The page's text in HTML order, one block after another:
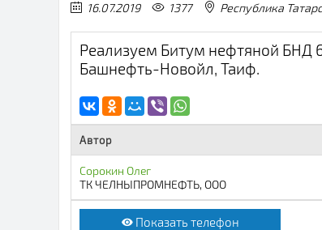
16.07.2019 1377 Республика
Реализуем Битум нефтяной БНД
Башнефть-Новойл, Таиф.
Автор
Сорокин Олег
ТК ЧЕЛНЫПРОМНЕФТЬ, ООО
Показать телефон